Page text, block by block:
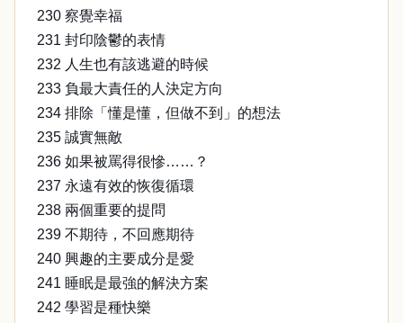
230 察覺幸福
231 封印陰鬱的表情
232 人生也有該逃避的時候
233 負最大責任的人決定方向
234 排除「懂是懂，但做不到」的想法
235 誠實無敵
236 如果被罵得很慘……？
237 永遠有效的恢復循環
238 兩個重要的提問
239 不期待，不回應期待
240 興趣的主要成分是愛
241 睡眠是最強的解決方案
242 學習是種快樂